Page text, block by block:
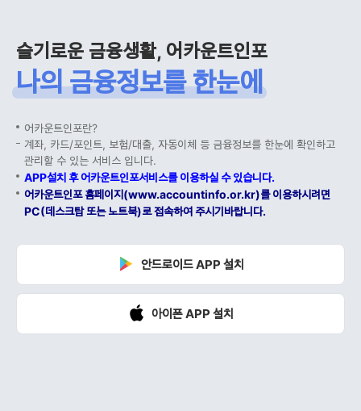
슬기로운 금융생활, 어카운트인포
나의 금융정보를 한눈에
어카운트인포란?
계좌, 카드/포인트, 보험/대출, 자동이체 등 금융정보를 한눈에 확인하고
관리할 수 있는 서비스 입니다.
APP설치 후 어카운트인포서비스를 이용하실 수 있습니다.
어카운트인포 홈페이지(www.accountinfo.or.kr)를 이용하시려면
PC(데스크탑 또는 노트북)로 접속하여 주시기바랍니다.
안드로이드 APP 설치
아이폰 APP 설치